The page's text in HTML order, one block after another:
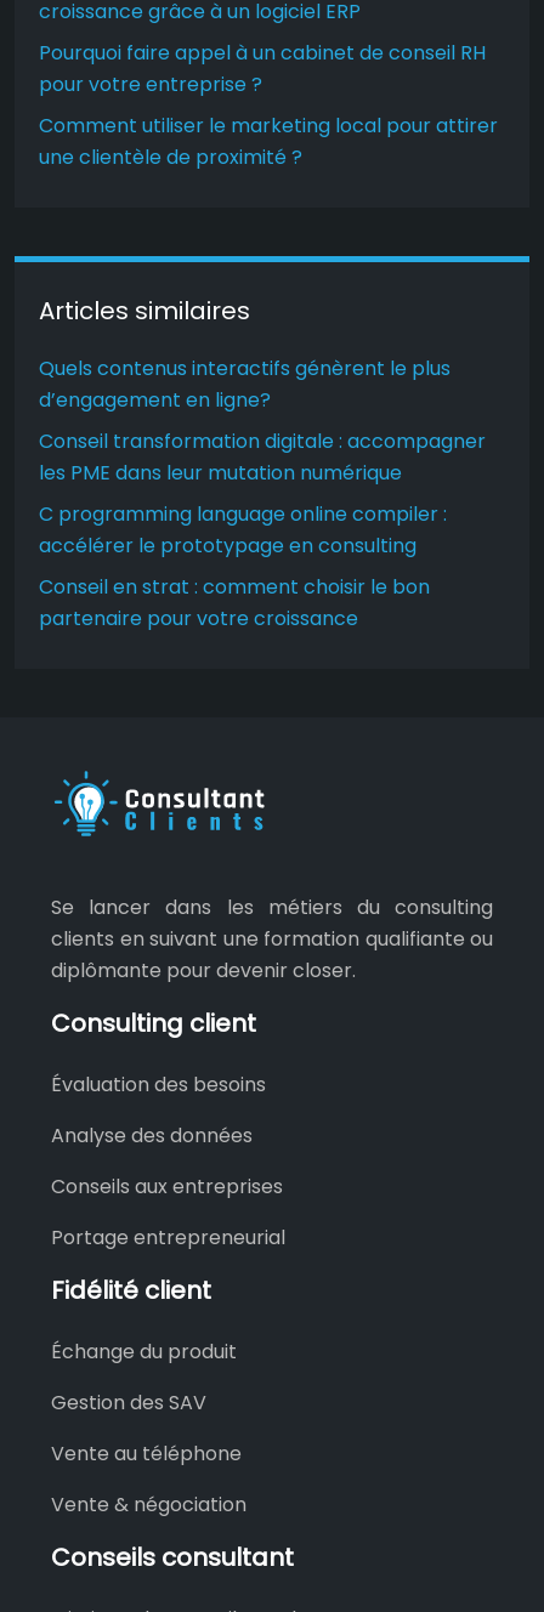
croissance grâce à un logiciel ERP
Pourquoi faire appel à un cabinet de conseil RH
pour votre entreprise ?
Comment utiliser le marketing local pour attirer
une clientèle de proximité ?
Articles similaires
Quels contenus interactifs génèrent le plus
d’engagement en ligne?
Conseil transformation digitale : accompagner
les PME dans leur mutation numérique
C programming language online compiler :
accélérer le prototypage en consulting
Conseil en strat : comment choisir le bon
partenaire pour votre croissance
Se lancer dans les métiers du consulting
clients en suivant une formation qualifiante ou
diplômante pour devenir closer.
Consulting client
Évaluation des besoins
Analyse des données
Conseils aux entreprises
Portage entrepreneurial
Fidélité client
Échange du produit
Gestion des SAV
Vente au téléphone
Vente & négociation
Conseils consultant